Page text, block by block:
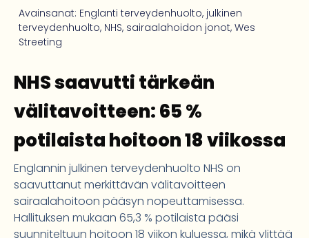
Avainsanat: Englanti terveydenhuolto, julkinen
terveydenhuolto, NHS, sairaalahoidon jonot, Wes
Streeting
NHS saavutti tärkeän
välitavoitteen: 65 %
potilaista hoitoon 18 viikossa
Englannin julkinen terveydenhuolto NHS on
saavuttanut merkittävän välitavoitteen
sairaalahoitoon pääsyn nopeuttamisessa.
Hallituksen mukaan 65,3 % potilaista pääsi
suunniteltuun hoitoon 18 viikon kuluessa, mikä ylittää